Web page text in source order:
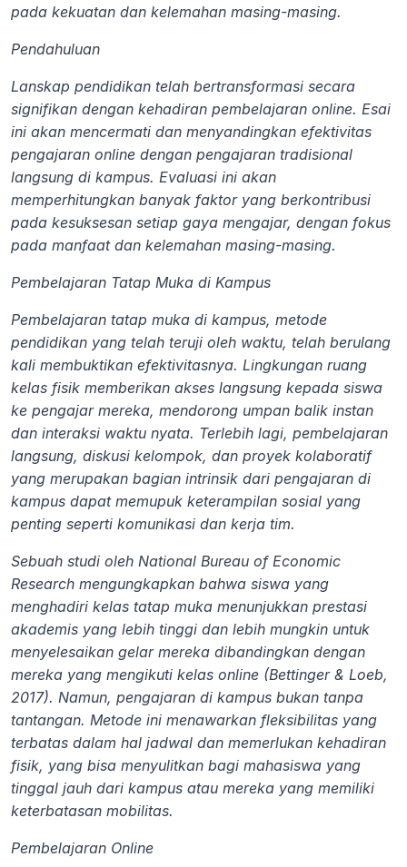
pada kekuatan dan kelemahan masing-masing.
Pendahuluan
Lanskap pendidikan telah bertransformasi secara
signifikan dengan kehadiran pembelajaran online. Esai
ini akan mencermati dan menyandingkan efektivitas
pengajaran online dengan pengajaran tradisional
langsung di kampus. Evaluasi ini akan
memperhitungkan banyak faktor yang berkontribusi
pada kesuksesan setiap gaya mengajar, dengan fokus
pada manfaat dan kelemahan masing-masing.
Pembelajaran Tatap Muka di Kampus
Pembelajaran tatap muka di kampus, metode
pendidikan yang telah teruji oleh waktu, telah berulang
kali membuktikan efektivitasnya. Lingkungan ruang
kelas fisik memberikan akses langsung kepada siswa
ke pengajar mereka, mendorong umpan balik instan
dan interaksi waktu nyata. Terlebih lagi, pembelajaran
langsung, diskusi kelompok, dan proyek kolaboratif
yang merupakan bagian intrinsik dari pengajaran di
kampus dapat memupuk keterampilan sosial yang
penting seperti komunikasi dan kerja tim.
Sebuah studi oleh National Bureau of Economic
Research mengungkapkan bahwa siswa yang
menghadiri kelas tatap muka menunjukkan prestasi
akademis yang lebih tinggi dan lebih mungkin untuk
menyelesaikan gelar mereka dibandingkan dengan
mereka yang mengikuti kelas online (Bettinger & Loeb,
2017). Namun, pengajaran di kampus bukan tanpa
tantangan. Metode ini menawarkan fleksibilitas yang
terbatas dalam hal jadwal dan memerlukan kehadiran
fisik, yang bisa menyulitkan bagi mahasiswa yang
tinggal jauh dari kampus atau mereka yang memiliki
keterbatasan mobilitas.
Pembelajaran Online